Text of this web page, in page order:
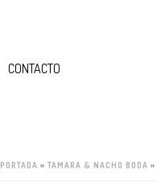
CONTACTO
PORTADA » TAMARA & NACHO BODA »